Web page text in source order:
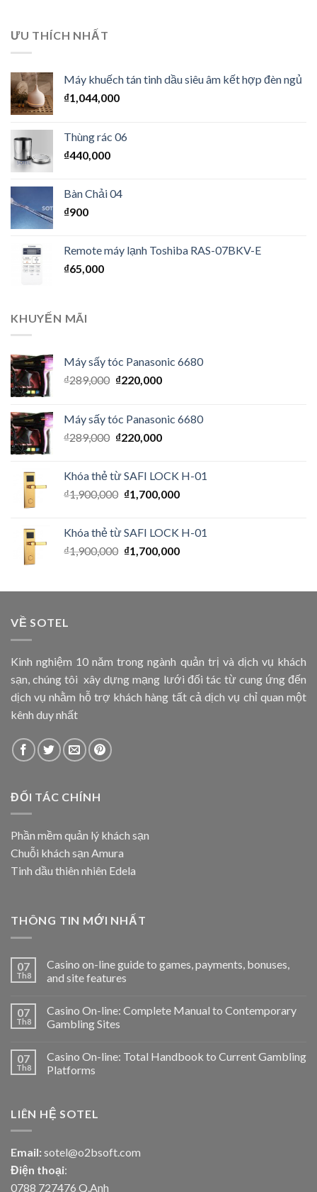
ƯU THÍCH NHẤT
Máy khuếch tán tinh dầu siêu âm kết hợp đèn ngủ
₫1,044,000
Thùng rác 06
₫440,000
Bàn Chải 04
₫900
Remote máy lạnh Toshiba RAS-07BKV-E
₫65,000
KHUYẾN MÃI
Máy sấy tóc Panasonic 6680
₫289,000 ₫220,000
Máy sấy tóc Panasonic 6680
₫289,000 ₫220,000
Khóa thẻ từ SAFI LOCK H-01
₫1,900,000 ₫1,700,000
Khóa thẻ từ SAFI LOCK H-01
₫1,900,000 ₫1,700,000
VỀ SOTEL
Kinh nghiệm 10 năm trong ngành quản trị và dịch vụ khách
sạn, chúng tôi xây dựng mạng lưới đối tác từ cung ứng đến
dịch vụ nhằm hỗ trợ khách hàng tất cả dịch vụ chỉ quan một
kênh duy nhất
ĐỐI TÁC CHÍNH
Phần mềm quản lý khách sạn
Chuỗi khách sạn Amura
Tinh dầu thiên nhiên Edela
THÔNG TIN MỚI NHẤT
07
Th8
Casino on-line guide to games, payments, bonuses,
and site features
07
Th8
Casino On-line: Complete Manual to Contemporary
Gambling Sites
07
Th8
Casino On-line: Total Handbook to Current Gambling
Platforms
LIÊN HỆ SOTEL
Email: sotel@o2bsoft.com
Điện thoại:
0788 727476 Q.Anh